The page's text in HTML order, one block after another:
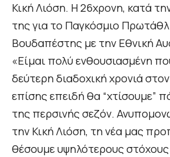
Κική Λιόση. Η 26χρονη, κατά
της για το Παγκόσμιο
Βουδαπέστης με την Εθνική
«Είμαι πολύ ενθουσιασμένη
δεύτερη διαδοχική χρονιά
επίσης επειδή θα “χτίσουμε”
της περσινής σεζόν.
την Κική Λιόση, τη νέα μας
θέσουμε υψηλότερους στόχους